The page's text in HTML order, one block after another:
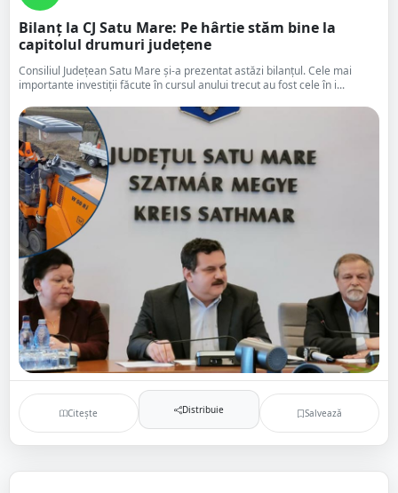
Bilanț la CJ Satu Mare: Pe hârtie stăm bine la
capitolul drumuri județene
Consiliul Județean Satu Mare și-a prezentat astăzi bilanțul. Cele mai
importante investiții făcute în cursul anului trecut au fost cele în i...
Citește Distribuie Salvează